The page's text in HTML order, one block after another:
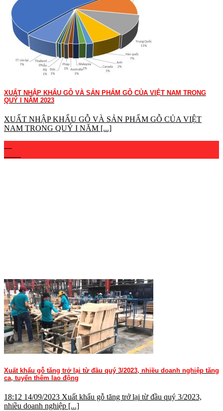
XUẤT NHẬP KHẨU GỖ VÀ SẢN PHẨM GỖ CỦA VIỆT NAM TRONG
QUÝ I NĂM 2023
XUẤT NHẬP KHẨU GỖ VÀ SẢN PHẨM GỖ CỦA VIỆT
NAM TRONG QUÝ I NĂM [...]
Xuất khẩu gỗ tăng trở lại từ đầu quý 3/2023, nhiều doanh nghiệp tăng
ca, tuyển thêm lao động
18:12 14/09/2023 Xuất khẩu gỗ tăng trở lại từ đầu quý 3/2023,
nhiều doanh nghiệp [...]